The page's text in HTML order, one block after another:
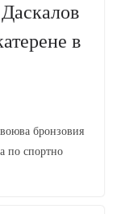
в
бронзовия
по спортно